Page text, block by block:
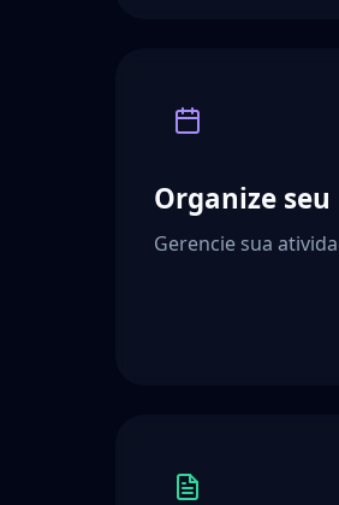
Organize
Gerencie sua